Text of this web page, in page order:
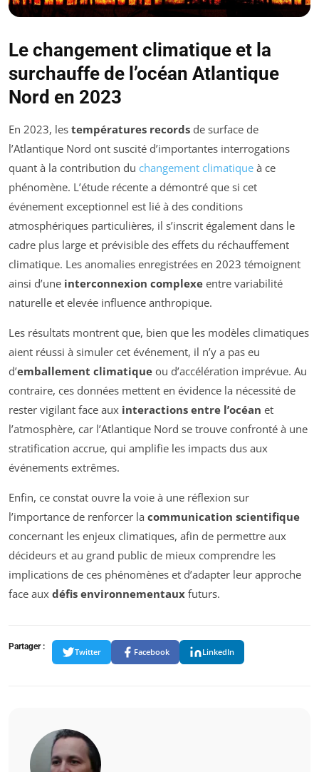
Le changement climatique et la
surchauffe de l’océan Atlantique
Nord en 2023
En 2023, les températures records de surface de
l’Atlantique Nord ont suscité d’importantes interrogations
quant à la contribution du changement climatique à ce
phénomène. L’étude récente a démontré que si cet
événement exceptionnel est lié à des conditions
atmosphériques particulières, il s’inscrit également dans le
cadre plus large et prévisible des effets du réchauffement
climatique. Les anomalies enregistrées en 2023 témoignent
ainsi d’une interconnexion complexe entre variabilité
naturelle et elevée influence anthropique.
Les résultats montrent que, bien que les modèles climatiques
aient réussi à simuler cet événement, il n’y a pas eu
d’emballement climatique ou d’accélération imprévue. Au
contraire, ces données mettent en évidence la nécessité de
rester vigilant face aux interactions entre l’océan et
l’atmosphère, car l’Atlantique Nord se trouve confronté à une
stratification accrue, qui amplifie les impacts dus aux
événements extrêmes.
Enfin, ce constat ouvre la voie à une réflexion sur
l’importance de renforcer la communication scientifique
concernant les enjeux climatiques, afin de permettre aux
décideurs et au grand public de mieux comprendre les
implications de ces phénomènes et d’adapter leur approche
face aux défis environnementaux futurs.
Partager :
Twitter Facebook LinkedIn